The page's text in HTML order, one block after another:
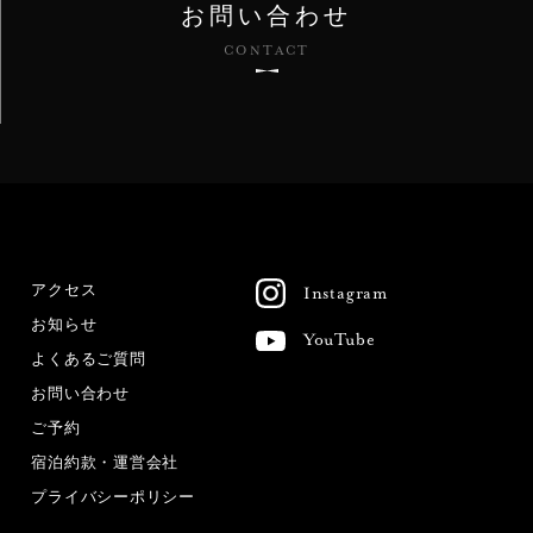
お問い合わせ
CONTACT
アクセス
お知らせ
よくあるご質問
お問い合わせ
ご予約
宿泊約款・運営会社
プライバシーポリシー
Instagram
YouTube